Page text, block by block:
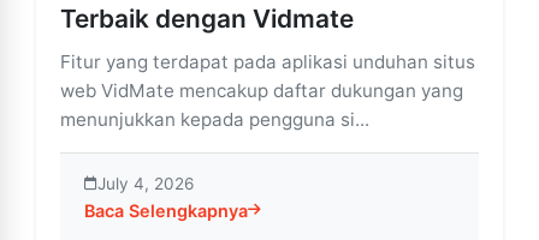
Terbaik dengan Vidmate
Fitur yang terdapat pada aplikasi unduhan situs
web VidMate mencakup daftar dukungan yang
menunjukkan kepada pengguna si...
July 4, 2026
Baca Selengkapnya
about Temukan Pengalaman Multimedia Terbaik